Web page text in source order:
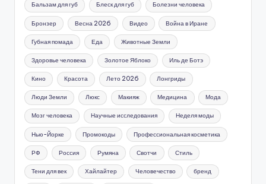
Бальзам для губ Блеск для губ Болезни человека
Бронзер Весна 2026 Видео Война в Иране
Губная помада Еда Животные Земли
Здоровье человека Золотое Яблоко Иль де Ботэ
Кино Красота Лето 2026 Лонгриды
Люди Земли Люкс Макияж Медицина Мода
Мозг человека Научные исследования Неделя моды
Нью-Йорке Промокоды Профессиональная косметика
РФ Россия Румяна Свотчи Стиль
Тени для век Хайлайтер Человечество бренд